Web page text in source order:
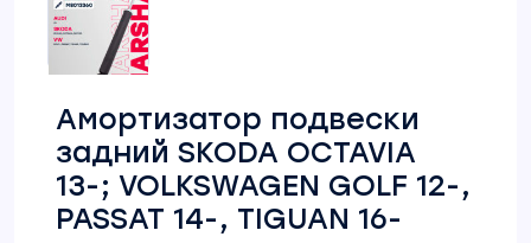
Амортизатор подвески
задний SKODA OCTAVIA
13-; VOLKSWAGEN GOLF 12-,
PASSAT 14-, TIGUAN 16-